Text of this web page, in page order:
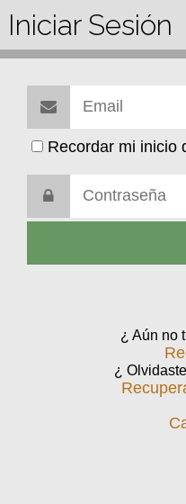
Iniciar Sesión
Recordar mi inicio
¿ Aún no
¿